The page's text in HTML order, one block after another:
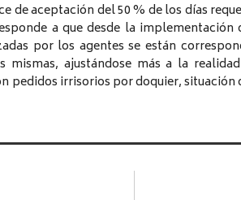
de aceptación del 50 % de los días
a que desde la
por los agentes se están
mismas, ajustándose más a la
pedidos irrisorios por doquier,